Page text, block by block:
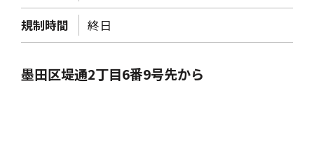
規制時間 終日
墨田区堤通2丁目6番9号先から